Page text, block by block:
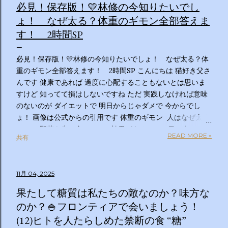
必見！保存版！💛林修の今知りたいでし
ょ！ なぜ太る？体重のギモン全部答えま
す！ 2時間SP
必見！保存版！💛林修の今知りたいでしょ！ なぜ太る？体
重のギモン全部答えます！ 2時間SP こんにちは 猫好き父さ
んです 健康であれば 過度に心配することもないとは思いま
すけど 知ってて損はしないですね ただ 実践しなければ意味
のないのが ダイエットで 明日からじゃダメで 今からでし
ょ！ 画像は公式からの引用です 体重のギモン 人はなぜ太る
のか？ 野菜を先に食べるのは効果があるの？１日２食と３
食、どっちが太らない？「太りやすい人」と「太りにくい
腹、どうすれば凹む？「フェイスライン」はすっきりさせら
れる？ラクして太りにくい体になる方法は？私の理想体重っ
て何キロ？体重のギモン全部答えます！２時間ＳＰ ◇出演
者 【ＭＣ】林修 【副担任】斎藤ちはる（テレビ朝日アナ
ウンサー）【学級委員長】バカリズム 【学友】伊沢拓司
共有 READ MORE »
11月 04, 2025
果たして糖質は私たちの敵なのか？味方な
のか？🍚フロンティアで会いましょう！
(12)ヒトを人たらしめた禁断の食 “糖”